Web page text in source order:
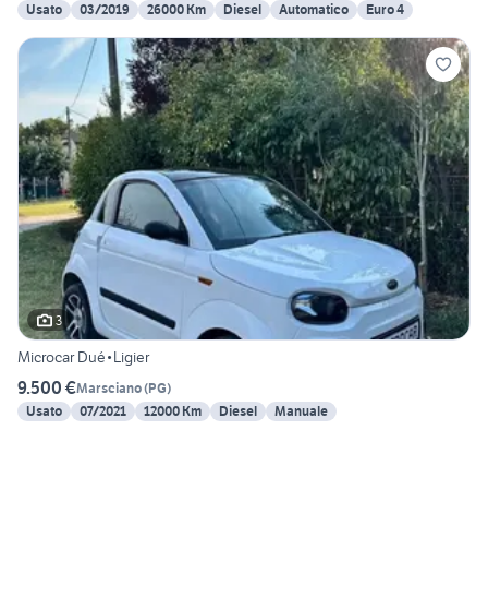
Usato
03/2019 26000 Km Diesel Automatico Euro 4
3
Microcar Dué•Ligier
9.500 €Marsciano(PG)
Usato
07/2021 12000 Km Diesel Manuale